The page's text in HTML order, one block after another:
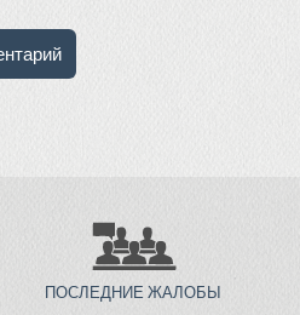
ПОСЛЕДНИЕ ЖАЛОБЫ